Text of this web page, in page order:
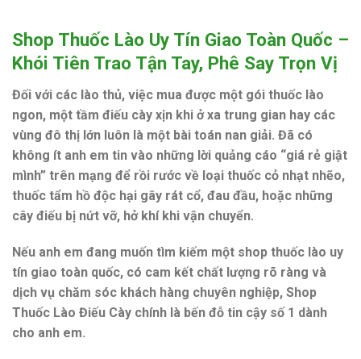
Shop Thuốc Lào Uy Tín Giao Toàn Quốc –
Khói Tiên Trao Tận Tay, Phê Say Trọn Vị
Đối với các lào thủ, việc mua được một gói thuốc lào
ngon, một tầm điếu cày xịn khi ở xa trung gian hay các
vùng đô thị lớn luôn là một bài toán nan giải. Đã có
không ít anh em tin vào những lời quảng cáo “giá rẻ giật
mình” trên mạng để rồi rước về loại thuốc cỏ nhạt nhẽo,
thuốc tẩm hồ độc hại gây rát cổ, đau đầu, hoặc những
cây điếu bị nứt vỡ, hở khí khi vận chuyển.
Nếu anh em đang muốn tìm kiếm một shop thuốc lào uy
tín giao toàn quốc, có cam kết chất lượng rõ ràng và
dịch vụ chăm sóc khách hàng chuyên nghiệp, Shop
Thuốc Lào Điếu Cày chính là bến đỗ tin cậy số 1 dành
cho anh em.